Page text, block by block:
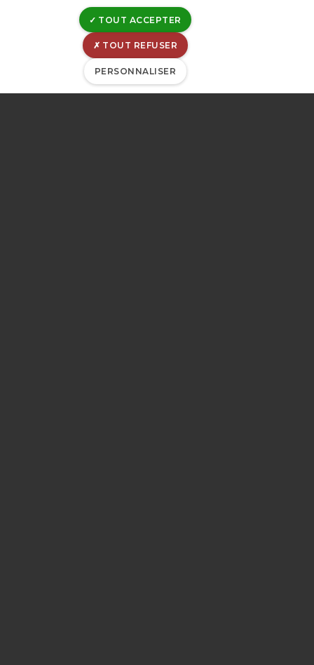
IBAN : BE53-0963-6030-0053
BIC : GKCCBEBB
Mentions légales
Déclaration de confidentialité
Politique de divulgation
TOUT ACCEPTER
TOUT REFUSER
PERSONNALISER